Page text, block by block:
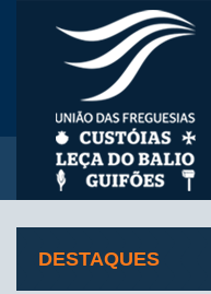
DESTAQUES